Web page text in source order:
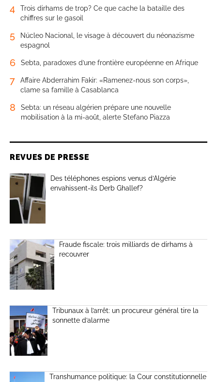
4
Trois dirhams de trop? Ce que cache la bataille des
chiffres sur le gasoil
5
Núcleo Nacional, le visage à découvert du néonazisme
espagnol
6 Sebta, paradoxes d’une frontière européenne en Afrique
7
Affaire Abderrahim Fakir: «Ramenez-nous son corps»,
clame sa famille à Casablanca
8
Sebta: un réseau algérien prépare une nouvelle
mobilisation à la mi-août, alerte Stefano Piazza
REVUES DE PRESSE
Des téléphones espions venus d’Algérie
envahissent-ils Derb Ghallef?
Fraude fiscale: trois milliards de dirhams à
recouvrer
Tribunaux à l’arrêt: un procureur général tire la
sonnette d’alarme
Transhumance politique: la Cour constitutionnelle